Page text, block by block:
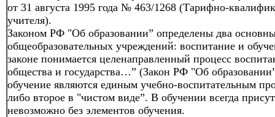
от 31 августа 1995 года № 463/1268 (Тарифно-
учителя).
Законом РФ "Об образовании” определены два
общеобразовательных учреждений: воспитание и
законе понимается целенаправленный процесс
общества и государства…” (Закон РФ "Об
обучение являются единым учебно-воспитательным
либо второе в "чистом виде”. В обучении всегда
невозможно без элементов обучения.